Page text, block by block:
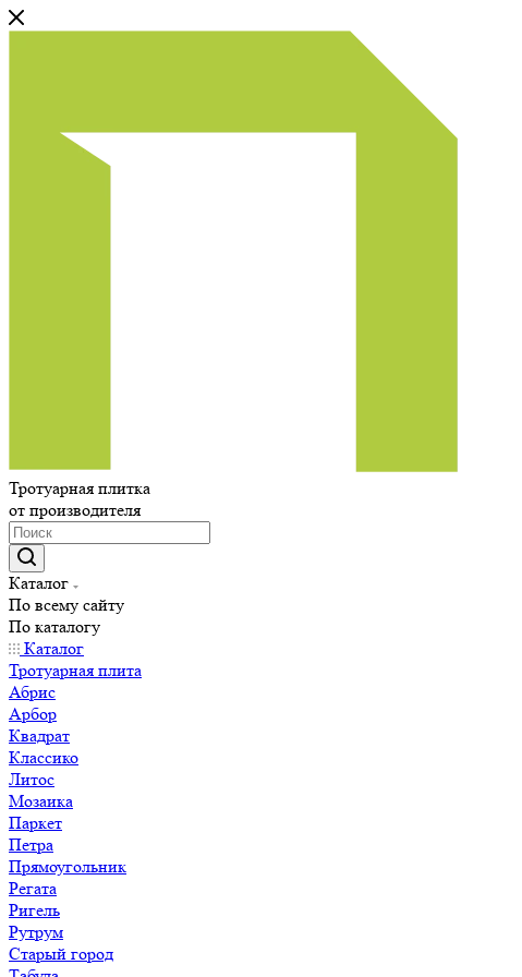
Тротуарная плитка
от производителя
Каталог
По всему сайту
По каталогу
Каталог
Тротуарная плита
Абрис
Арбор
Квадрат
Классико
Литос
Мозаика
Паркет
Петра
Прямоугольник
Регата
Ригель
Рутрум
Старый город